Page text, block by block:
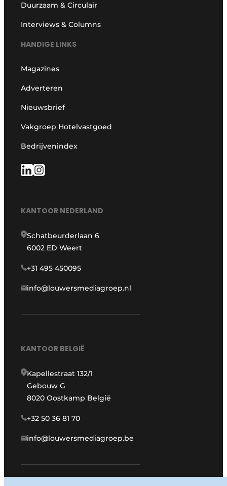
Duurzaam & Circulair
Interviews & Columns
HANDIGE LINKS
Magazines
Adverteren
Nieuwsbrief
Vakgroep Hotelvastgoed
Bedrijvenindex
KANTOOR NEDERLAND
Schatbeurderlaan 6
6002 ED Weert
+31 495 450095
info@louwersmediagroep.nl
KANTOOR BELGIË
Kapellestraat 132/1
Gebouw G
8020 Oostkamp België
+32 50 36 81 70
info@louwersmediagroep.be